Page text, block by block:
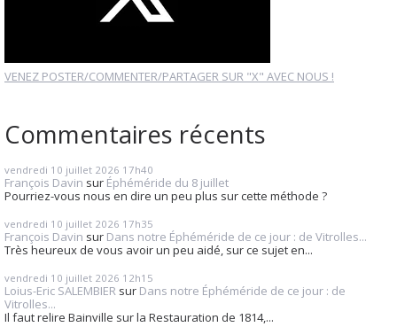
VENEZ POSTER/COMMENTER/PARTAGER SUR "X" AVEC NOUS !
Commentaires récents
vendredi 10 juillet 2026 17h40
François Davin sur Éphéméride du 8 juillet
Pourriez-vous nous en dire un peu plus sur cette méthode ?
vendredi 10 juillet 2026 17h35
François Davin sur Dans notre Éphéméride de ce jour : de Vitrolles...
Très heureux de vous avoir un peu aidé, sur ce sujet en...
vendredi 10 juillet 2026 12h15
Loius-Eric SALEMBIER sur Dans notre Éphéméride de ce jour : de
Vitrolles...
Il faut relire Bainville sur la Restauration de 1814,...